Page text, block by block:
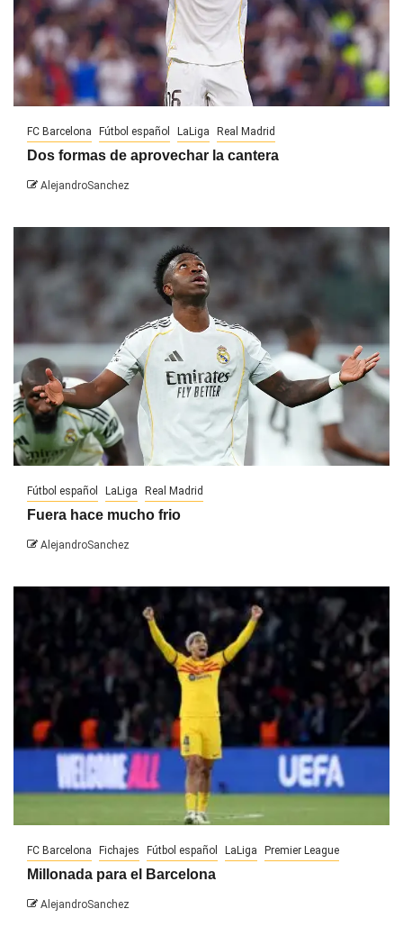
FC Barcelona Fútbol español LaLiga Real Madrid
Dos formas de aprovechar la cantera
AlejandroSanchez
Fútbol español LaLiga Real Madrid
Fuera hace mucho frio
AlejandroSanchez
FC Barcelona Fichajes Fútbol español LaLiga Premier League
Millonada para el Barcelona
AlejandroSanchez